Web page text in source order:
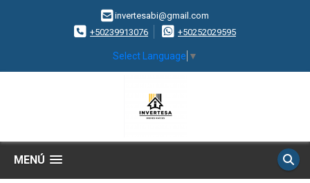
invertesabi@gmail.com
+50239913076
+50252029595
Select Language ▼
MENÚ